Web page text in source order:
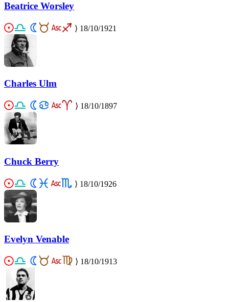
Beatrice Worsley
⟩ 18/10/1921
Charles Ulm
⟩ 18/10/1897
Chuck Berry
⟩ 18/10/1926
Evelyn Venable
⟩ 18/10/1913